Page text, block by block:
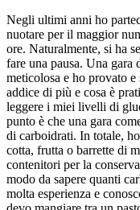
Negli ultimi anni ho
nuotare per il maggior
ore. Naturalmente, si ha
fare una pausa. Una gara
meticolosa e ho provato
addice di più e cosa è
leggere i miei livelli di
punto è che una gara
di carboidrati. In totale,
cotta, frutta o barrette di
contenitori per la
modo da sapere quanti
molta esperienza e